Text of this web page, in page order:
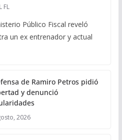
FL
Público Fiscal reveló
un ex entrenador y actual
de Ramiro Petros pidió
y denunció
2026